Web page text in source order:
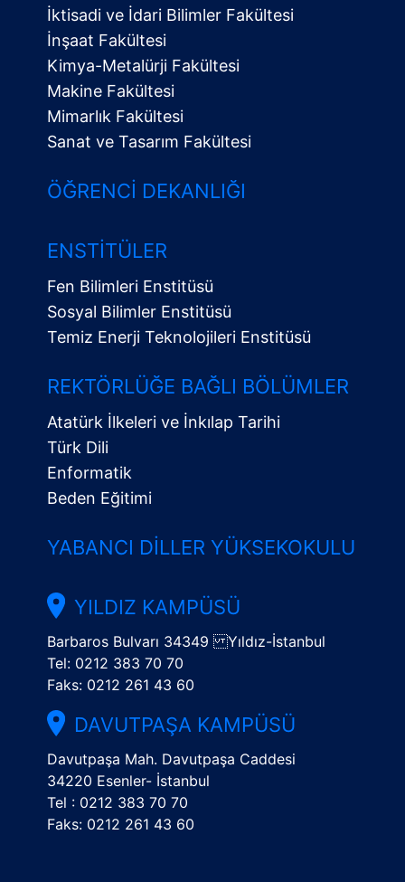
Menü
İktisadi ve İdari Bilimler Fakültesi
İnşaat Fakültesi
Kimya-Metalürji Fakültesi
Makine Fakültesi
Mimarlık Fakültesi
Sanat ve Tasarım Fakültesi
ÖĞRENCI DEKANLIĞI
ENSTITÜLER
Fen Bilimleri Enstitüsü
Sosyal Bilimler Enstitüsü
Temiz Enerji Teknolojileri Enstitüsü
REKTÖRLÜĞE BAĞLI BÖLÜMLER
Atatürk İlkeleri ve İnkılap Tarihi
Türk Dili
Enformatik
Beden Eğitimi
YABANCI DILLER YÜKSEKOKULU
YILDIZ KAMPÜSÜ
Barbaros Bulvarı 34349 Yıldız-İstanbul
Tel: 0212 383 70 70
Faks: 0212 261 43 60
DAVUTPAŞA KAMPÜSÜ
Davutpaşa Mah. Davutpaşa Caddesi
34220 Esenler- İstanbul
Tel : 0212 383 70 70
Faks: 0212 261 43 60